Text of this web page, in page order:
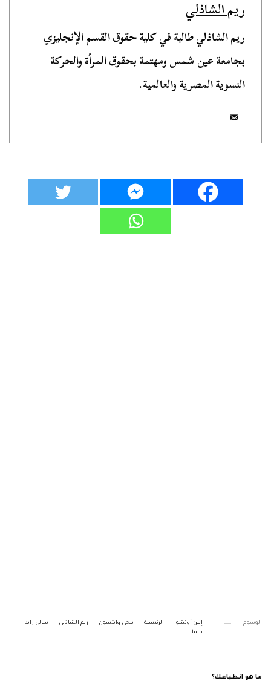
ريم الشاذلي
ريم الشاذلي طالبة في كلية حقوق القسم الإنجليزي
بجامعة عين شمس ومهتمة بحقوق المرأة والحركة
النسوية المصرية والعالمية.
الوسوم إلين أوتشوا الرئيسية بيجي وايتسون ريم الشاذلي
سالي رايد
ناسا
ما هو انطباعك؟